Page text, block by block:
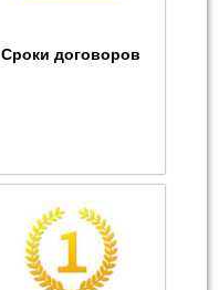
Сроки договоров